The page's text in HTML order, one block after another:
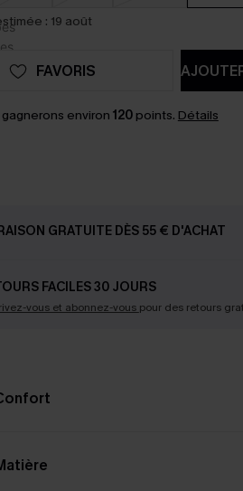
: 19 août
FAVORIS
environ 120points. Détails
GRATUITE DÈS 55 € D'ACHAT
FACILES 30 JOURS
vous et abonnez-vous pour des retours